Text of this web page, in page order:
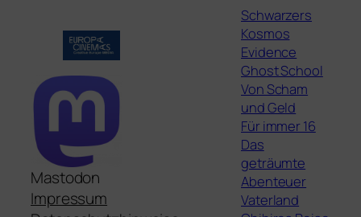
Mastodon
Impressum
Schwarzers
Kosmos
Evidence
Ghost School
Von Scham
und Geld
Für immer 16
Das
geträumte
Abenteuer
Vaterland